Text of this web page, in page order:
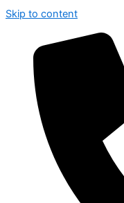
Skip to content